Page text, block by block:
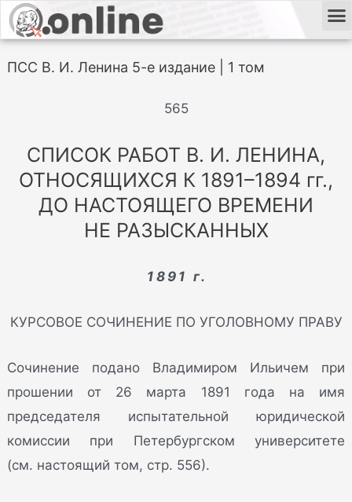
ПСС В. И. Ленина 5-е издание | 1 том
565
СПИСОК РАБОТ В. И. ЛЕНИНА,
ОТНОСЯЩИХСЯ К 1891–1894 гг.,
ДО НАСТОЯЩЕГО ВРЕМЕНИ
НЕ РАЗЫСКАННЫХ
1891 г.
КУРСОВОЕ СОЧИНЕНИЕ ПО УГОЛОВНОМУ ПРАВУ
Сочинение подано Владимиром Ильичем при
прошении от 26 марта 1891 года на имя
председателя испытательной юридической
комиссии при Петербургском университете
(см. настоящий том, стр. 556).